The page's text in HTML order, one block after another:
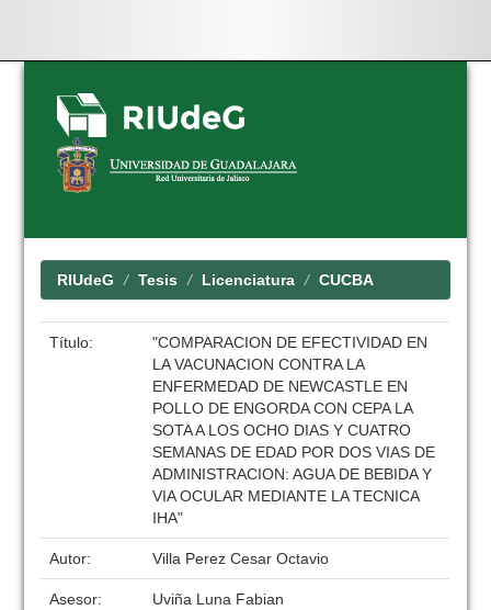
Skip
navigation
RIUdeG Tesis Licenciatura CUCBA
Título:
"COMPARACION DE EFECTIVIDAD EN
LA VACUNACION CONTRA LA
ENFERMEDAD DE NEWCASTLE EN
POLLO DE ENGORDA CON CEPA LA
SOTA A LOS OCHO DIAS Y CUATRO
SEMANAS DE EDAD POR DOS VIAS DE
ADMINISTRACION: AGUA DE BEBIDA Y
VIA OCULAR MEDIANTE LA TECNICA
IHA"
Autor: Villa Perez Cesar Octavio
Asesor: Uviña Luna Fabian